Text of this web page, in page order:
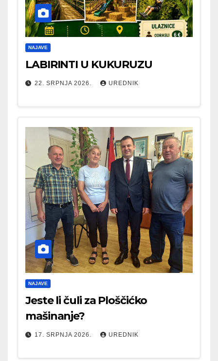
NAJAVE
LABIRINTI U KUKURUZU
22. SRPNJA 2026. UREDNIK
NAJAVE
Jeste li čuli za Ploščićko
mašinanje?
17. SRPNJA 2026. UREDNIK